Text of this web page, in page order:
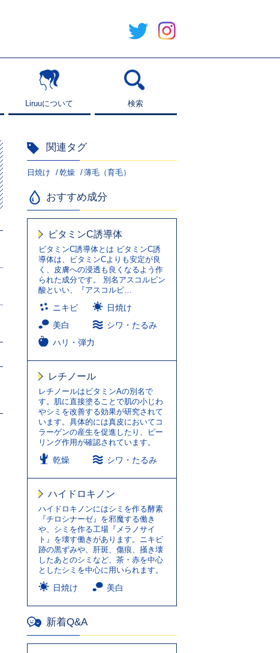
Liruuについて
Liruuについて 検索
検索
関連タグ
日焼け 乾燥 薄毛（育毛）
おすすめ成分
ビタミンC誘導体
ビタミンC誘導体とは ビタミンC誘
導体は、ビタミンCよりも安定が良
く、皮膚への浸透も良くなるよう作
られた成分です。 別名アスコルビン
酸といい、『アスコルビ…
ニキビ
日焼け
美白
シワ・たるみ
ハリ・弾力
レチノール
レチノールはビタミンAの別名で
す。肌に直接塗ることで肌の小じわ
やシミを改善する効果が研究されて
います。具体的には真皮においてコ
ラーゲンの産生を促進したり、ピー
リング作用が確認されています。
乾燥 シワ・たるみ
ハイドロキノン
ハイドロキノンにはシミを作る酵素
『チロシナーゼ』を邪魔する働き
や、シミを作る工場『メラノサイ
ト』を壊す働きがあります。ニキビ
跡の黒ずみや、肝斑、傷痕、掻き壊
したあとのシミなど、茶・赤を中心
としたシミを中心に用いられます。
日焼け 美白
新着Q&A